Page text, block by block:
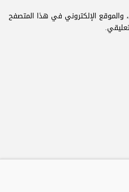
والموقع الإلكتروني في هذا المتصفح